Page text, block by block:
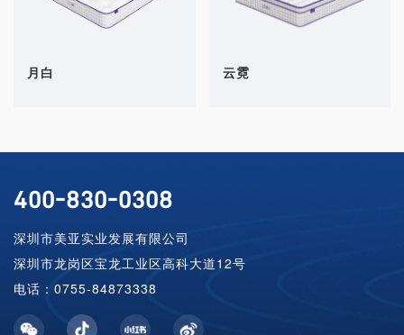
月白 云霓
400-830-0308
深圳市美亚实业发展有限公司
深圳市龙岗区宝龙工业区高科大道12号
电话：0755-84873338